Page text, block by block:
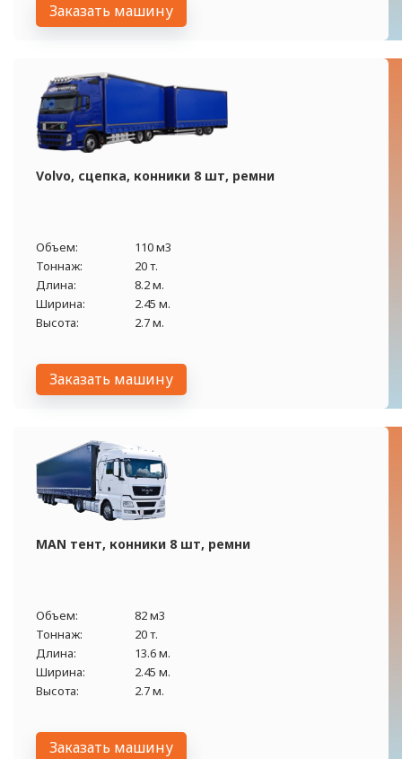
Заказать машину
Volvo, сцепка, конники 8 шт, ремни
Объем:
110 м3
Тоннаж:
20 т.
Длина:
8.2 м.
Ширина:
2.45 м.
Высота:
2.7 м.
Заказать машину
MAN тент, конники 8 шт, ремни
Объем:
82 м3
Тоннаж:
20 т.
Длина:
13.6 м.
Ширина:
2.45 м.
Высота:
2.7 м.
Заказать машину